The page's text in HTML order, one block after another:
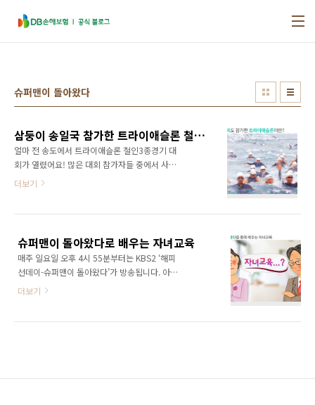
슈퍼맨이 돌아왔다
삼둥이 송일국 참가한 트라이애슬론 철인3종경기란?
얼마 전 송도에서 트라이애슬론 철인3종경기 대
회가 열렸어요! 많은 대회 참가자들 중에서 사람
들의 눈을 사로잡은 ‘아이들’이 있었답니다. 바로
한의 스포츠라 불려요. 하지만 한번 완주하고 나
면 성취감에 계속해서 도전하게 된다고 해요. 색
다른 취미가 갖고 싶은 분들 지금 여기에 주목 하
세요! 행복한:D가 트라이애슬론 철인3종경기에
슬론 철인3종경기란? 트라이애슬론은 세 가지를
더보기
슈퍼맨이 돌아왔다로 배우는 자녀교육
매주 일요일 오후 4시 55분부터는 KBS2 ‘해피
선데이-슈퍼맨이 돌아왔다’가 방송됩니다. 아내
없이 아이들을 돌보는 연예인 아빠들의 육아 도
더보기